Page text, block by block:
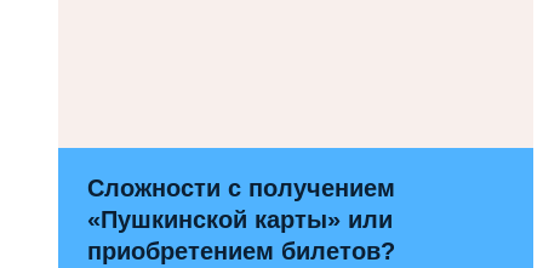
Сложности с получением
«Пушкинской карты» или
приобретением билетов?